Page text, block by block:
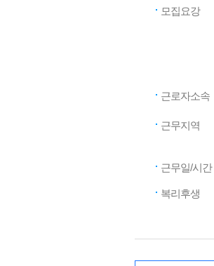
모집요강
근로자소속
근무지역
근무일/시간
복리후생